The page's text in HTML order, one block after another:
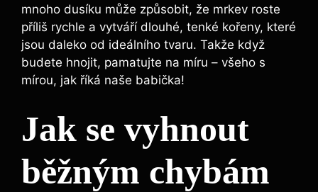
mnoho dusíku může způsobit, že mrkev roste
příliš rychle a vytváří dlouhé, tenké kořeny, které
jsou daleko od ideálního tvaru. Takže když
budete hnojit, pamatujte na míru – všeho s
mírou, jak říká naše babička!
Jak se vyhnout
běžným chybám